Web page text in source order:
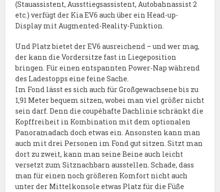
(Stauassistent, Aussttiegsassistent, Autobahnassist 2
etc.) verfügt der Kia EV6 auch über ein Head-up-
Display mit Augmented-Reality-Funktion.
Und Platz bietet der EV6 ausreichend – und wer mag,
der kann die Vordersitze fast in Liegeposition
bringen. Für einen entspannten Power-Nap während
des Ladestopps eine feine Sache.
Im Fond lässt es sich auch für Großgewachsene bis zu
1,91 Meter bequem sitzen, wobei man viel größer nicht
sein darf. Denn die coupéhafte Dachlinie schränkt die
Kopffreiheit in Kombination mit dem optionalen
Panoramadach doch etwas ein. Ansonsten kann man
auch mit drei Personen im Fond gut sitzen. Sitzt man
dort zu zweit, kann man seine Beine auch leicht
versetzt zum Sitznachbarn ausstellen. Schade, dass
man für einen noch größeren Komfort nicht auch
unter der Mittelkonsole etwas Platz für die Füße